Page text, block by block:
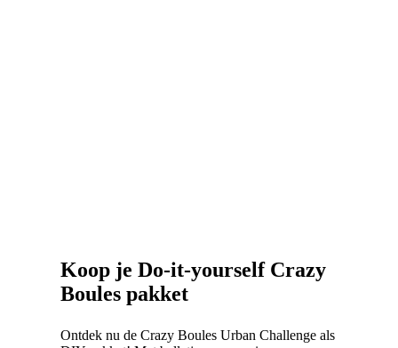
Koop je Do-it-yourself Crazy
Boules pakket
Ontdek nu de Crazy Boules Urban Challenge als